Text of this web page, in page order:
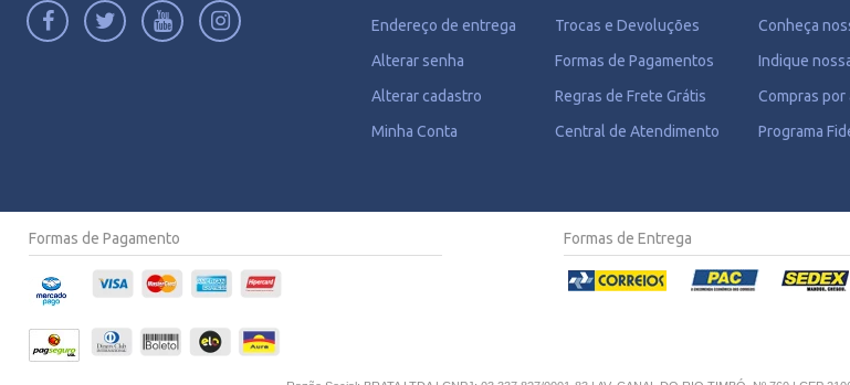
Endereço de entrega
Alterar senha
Alterar cadastro
Minha Conta
Trocas e Devoluções
Formas de Pagamentos
Regras de Frete Grátis
Central de Atendimento
Conheça
Indique
Compras por
Programa
Formas de Pagamento Formas de Entrega